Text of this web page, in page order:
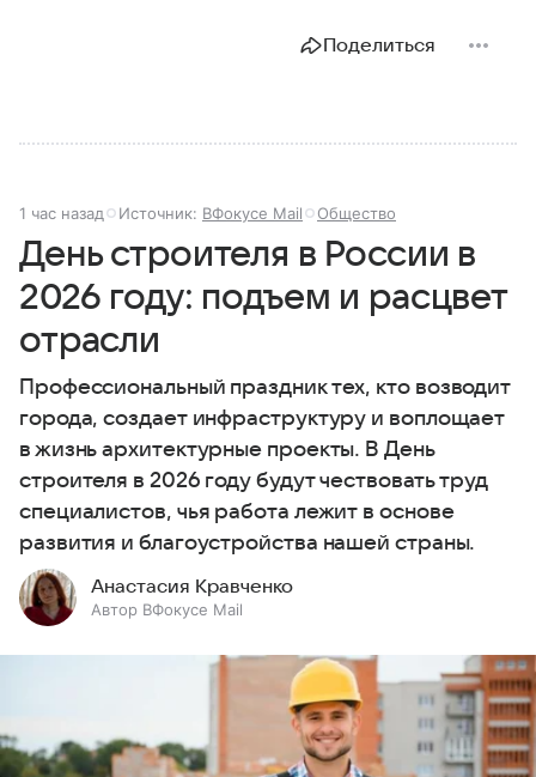
Поделиться
1 час назад Источник: ВФокусе Mail Общество
День строителя в России в
2026 году: подъем и расцвет
отрасли
Профессиональный праздник тех, кто возводит
города, создает инфраструктуру и воплощает
в жизнь архитектурные проекты. В День
строителя в 2026 году будут чествовать труд
специалистов, чья работа лежит в основе
развития и благоустройства нашей страны.
Анастасия Кравченко
Автор ВФокусе Mail